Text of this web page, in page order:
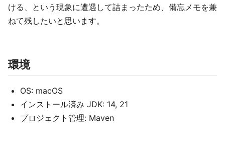
ける、という現象に遭遇して詰まったため、備忘メモを兼
ねて残したいと思います。
環境
OS: macOS
インストール済み JDK: 14, 21
プロジェクト管理: Maven